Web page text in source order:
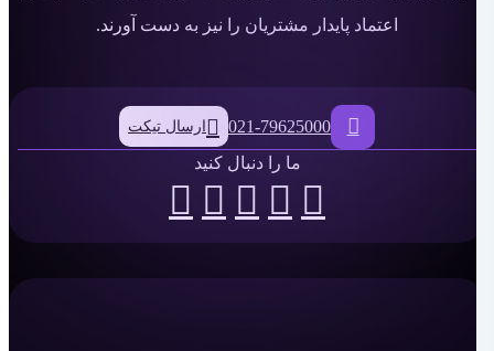
اعتماد پایدار مشتریان را نیز به دست آورند.
021-79625000 ارسال تیکت
ما را دنبال کنید